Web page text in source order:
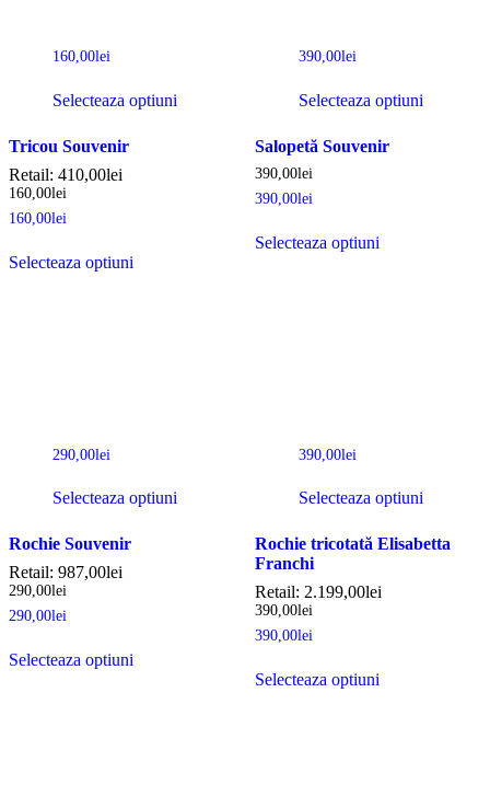
160,00lei
Selecteaza optiuni
Tricou Souvenir
Retail: 410,00lei
160,00lei
160,00lei
Selecteaza optiuni
390,00lei
Selecteaza optiuni
Salopetă Souvenir
390,00lei
390,00lei
Selecteaza optiuni
290,00lei
Selecteaza optiuni
Rochie Souvenir
Retail: 987,00lei
290,00lei
290,00lei
Selecteaza optiuni
390,00lei
Selecteaza optiuni
Rochie tricotată Elisabetta
Franchi
Retail: 2.199,00lei
390,00lei
390,00lei
Selecteaza optiuni